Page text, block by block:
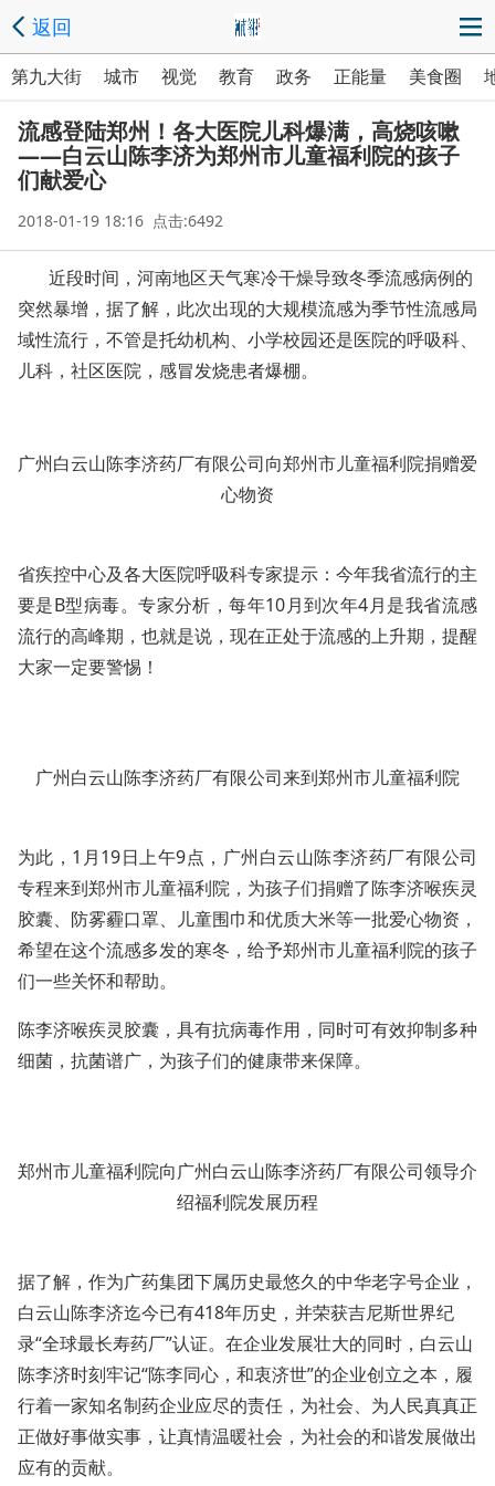
返回
第九大街 城市 视觉 教育 政务 正能量 美食圈
流感登陆郑州！各大医院儿科爆满，高烧咳嗽
――白云山陈李济为郑州市儿童福利院的孩子
们献爱心
2018-01-19 18:16 点击:6492
近段时间，河南地区天气寒冷干燥导致冬季流感病例的
突然暴增，据了解，此次出现的大规模流感为季节性流感局
域性流行，不管是托幼机构、小学校园还是医院的呼吸科、
儿科，社区医院，感冒发烧患者爆棚。
广州白云山陈李济药厂有限公司向郑州市儿童福利院捐赠爱
心物资
省疾控中心及各大医院呼吸科专家提示：今年我省流行的主
要是B型病毒。专家分析，每年10月到次年4月是我省流感
流行的高峰期，也就是说，现在正处于流感的上升期，提醒
大家一定要警惕！
广州白云山陈李济药厂有限公司来到郑州市儿童福利院
为此，1月19日上午9点，广州白云山陈李济药厂有限公司
专程来到郑州市儿童福利院，为孩子们捐赠了陈李济喉疾灵
胶囊、防雾霾口罩、儿童围巾和优质大米等一批爱心物资，
希望在这个流感多发的寒冬，给予郑州市儿童福利院的孩子
们一些关怀和帮助。
陈李济喉疾灵胶囊，具有抗病毒作用，同时可有效抑制多种
细菌，抗菌谱广，为孩子们的健康带来保障。
郑州市儿童福利院向广州白云山陈李济药厂有限公司领导介
绍福利院发展历程
据了解，作为广药集团下属历史最悠久的中华老字号企业，
白云山陈李济迄今已有418年历史，并荣获吉尼斯世界纪
录“全球最长寿药厂”认证。在企业发展壮大的同时，白云山
陈李济时刻牢记“陈李同心，和衷济世”的企业创立之本，履
行着一家知名制药企业应尽的责任，为社会、为人民真真正
正做好事做实事，让真情温暖社会，为社会的和谐发展做出
应有的贡献。